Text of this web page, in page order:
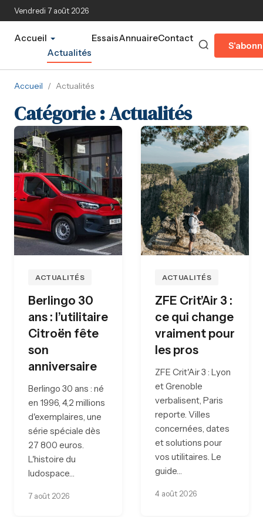
Aller au contenu principal
Vendredi 7 août 2026
Accueil
Actualités
EssaisAnnuaireContact
Accueil / Actualités
Catégorie :Actualités
ACTUALITÉS
Berlingo 30
ans : l’utilitaire
Citroën fête
son
anniversaire
Berlingo 30 ans : né
en 1996, 4,2 millions
d'exemplaires, une
série spéciale dès
27 800 euros.
L'histoire du
ludospace…
7 août 2026
ACTUALITÉS
ZFE Crit’Air 3 :
ce qui change
vraiment pour
les pros
ZFE Crit'Air 3 : Lyon
et Grenoble
verbalisent, Paris
reporte. Villes
concernées, dates
et solutions pour
vos utilitaires. Le
guide…
4 août 2026